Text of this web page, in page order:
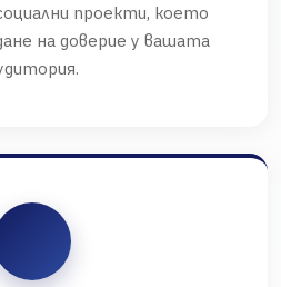
проекти, което
на доверие у вашата